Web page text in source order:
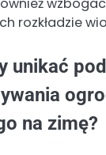
rozkładzie
unikać
na zimę?